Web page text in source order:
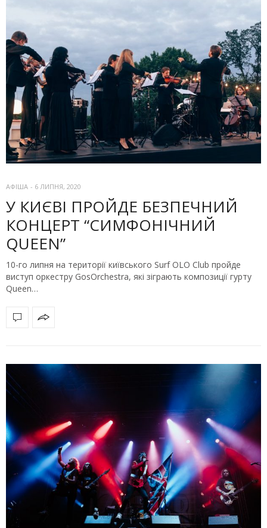
АФІША - 6 ЛИПНЯ, 2020
У КИЄВІ ПРОЙДЕ БЕЗПЕЧНИЙ
КОНЦЕРТ “СИМФОНІЧНИЙ
QUEEN”
10-го липня на території київського Surf OLO Club пройде
виступ оркестру GosОrchestra, які зіграють композиції гурту
Queen…